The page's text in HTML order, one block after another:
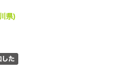
県)